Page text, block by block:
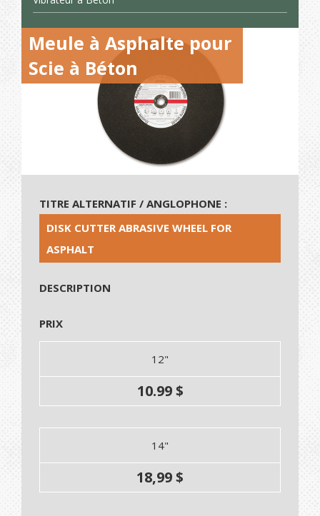
Meule à Asphalte pour
Scie à Béton
TITRE ALTERNATIF / ANGLOPHONE :
DISK CUTTER ABRASIVE WHEEL FOR
ASPHALT
DESCRIPTION
PRIX
12"
10.99 $
14"
18,99 $